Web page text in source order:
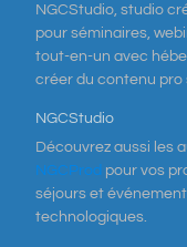
NGCStudio, studio
pour séminaires,
tout-en-un avec
créer du contenu pro
NGCStudio
Découvrez aussi les
NGCProd pour vos
séjours et
technologiques.